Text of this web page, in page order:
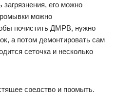
его можно
можно
почистить ДМРВ, нужно
а потом демонтировать сам
сеточка и несколько
средство и промыть.